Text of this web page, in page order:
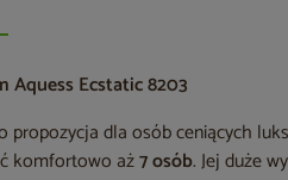
Aquess Ecstatic 8203
propozycja dla osób ceniących
komfortowo aż7 osób. Jej duże